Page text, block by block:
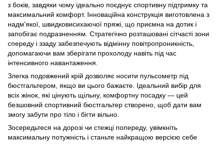
з боків, завдяки чому ідеально поєднує спортивну підтримку та
максимальний комфорт. Інноваційна конструкція виготовлена з
надм'якої, швидковисихаючої пряжі, що приємна на дотик і
запобігає подразненням. Стратегічно розташовані сітчасті зони
спереду і ззаду забезпечують відмінну повітропроникність,
допомагаючи вам зберігати прохолоду навіть під час
інтенсивного навантаження.
Злегка подовжений крій дозволяє носити пульсометр під
бюстгальтером, якщо ви цього бажаєте. Ідеальний вибір для
всіх жінок, які цінують щільну, комфортну посадку — цей
безшовний спортивний бюстгальтер створено, щоб дати вам
змогу забути про тіло і бігти вільно.
Зосередьтеся на дорозі чи стежці попереду, увімкніть
максимальну потужність і станьте найкращою версією себе